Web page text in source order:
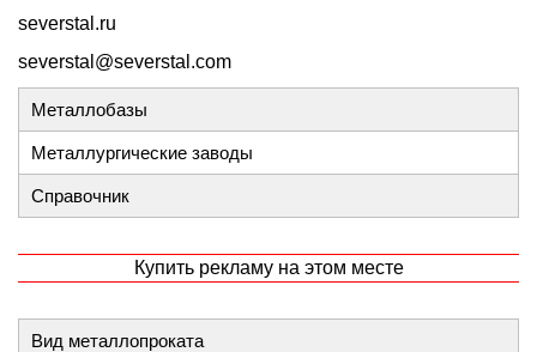
severstal.ru
severstal@severstal.com
Металлобазы
Металлургические заводы
Справочник
Купить рекламу на этом месте
Вид металлопроката